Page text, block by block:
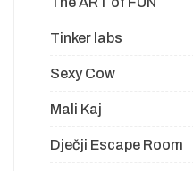
Tinker labs
Sexy Cow
Mali Kaj
Dječji Escape Room